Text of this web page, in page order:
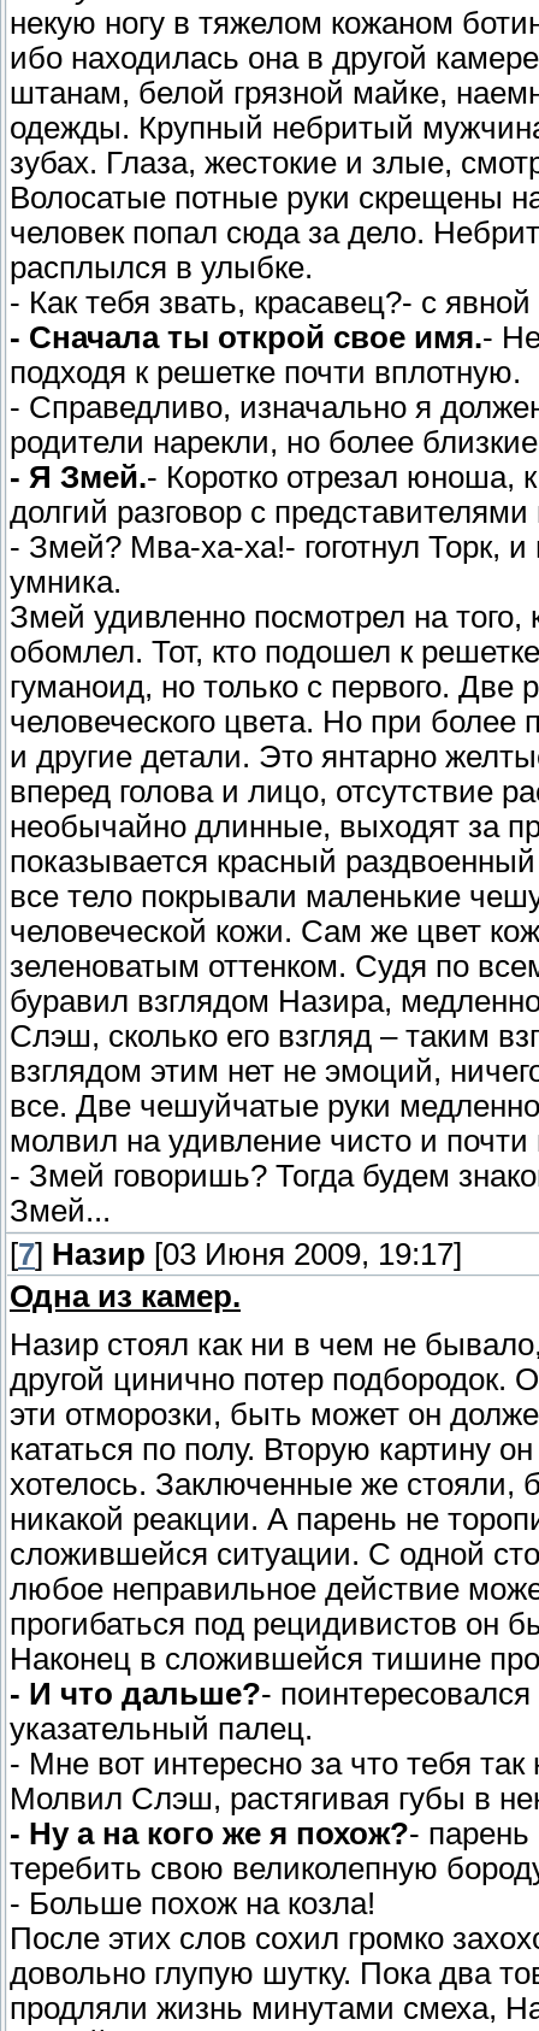
некую ногу в тяжелом кожаном
ибо находилась она в другой
штанам, белой грязной майке,
одежды. Крупный небритый
зубах. Глаза, жестокие и злые,
Волосатые потные руки скрещены
человек попал сюда за дело.
расплылся в улыбке.
- Как тебя звать, красавец?- с
- Сначала ты открой свое имя.-
подходя к решетке почти вплотную.
- Справедливо, изначально я
родители нарекли, но более
- Я Змей.- Коротко отрезал юноша,
долгий разговор с
- Змей? Мва-ха-ха!- гоготнул Торк,
умника.
Змей удивленно посмотрел на
обомлел. Тот, кто подошел к
гуманоид, но только с первого. Две
человеческого цвета. Но при
и другие детали. Это янтарно
вперед голова и лицо, отсутствие
необычайно длинные, выходят за
показывается красный
все тело покрывали маленькие
человеческой кожи. Сам же цвет
зеленоватым оттенком. Судя по
буравил взглядом Назира,
Слэш, сколько его взгляд – таким
взглядом этим нет не эмоций,
все. Две чешуйчатые руки
молвил на удивление чисто и
- Змей говоришь? Тогда будем
Змей...
[7] Назир [03 Июня 2009, 19:17]
Одна из камер.
Назир стоял как ни в чем не
другой цинично потер подбородок.
эти отморозки, быть может он
кататься по полу. Вторую картину
хотелось. Заключенные же стояли,
никакой реакции. А парень не
сложившейся ситуации. С одной
любое неправильное действие
прогибаться под рецидивистов он
Наконец в сложившейся тишине
- И что дальше?-
указательный палец.
- Мне вот интересно за что тебя
Молвил Слэш, растягивая губы в
- Ну а на кого же я похож?-
теребить свою великолепную
- Больше похож на козла!
После этих слов сохил громко
довольно глупую шутку. Пока два
продляли жизнь минутами смеха,